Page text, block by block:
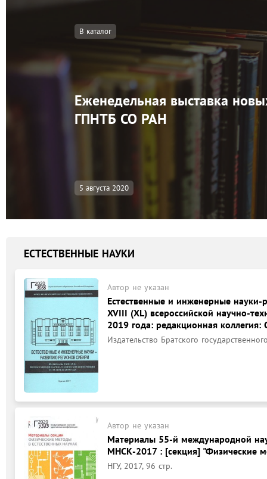
В каталог
Еженедельная выставка
ГПНТБ СО РАН
5 августа 2020
ЕСТЕСТВЕННЫЕ НАУКИ
Автор не указан
Естественные и инженерные
XVIII (XL) всероссийской научно-
2019 года: редакционная
Издательство Братского
Автор не указан
Материалы 55-й международной
МНСК-2017 : [секция] "Физические
НГУ, 2017, 96 стр.